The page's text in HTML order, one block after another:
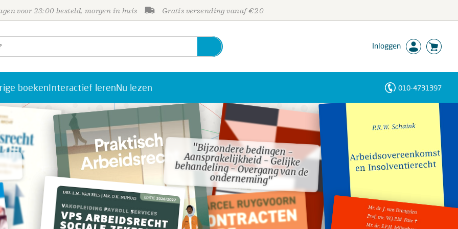
voor 23:00 besteld, morgen in huis Gratis verzending vanaf €20
Inloggen
boekenInteractief lerenNu lezen 010-4731397
"Bijzondere bedingen -
Aansprakelijkheid - Gelijke
behandeling - Overgang van de
onderneming"
"Bijzondere bedingen -
Aansprakelijkheid - Gelijke
behandeling - Overgang van de
onderneming"
Personen
Trefwoorden